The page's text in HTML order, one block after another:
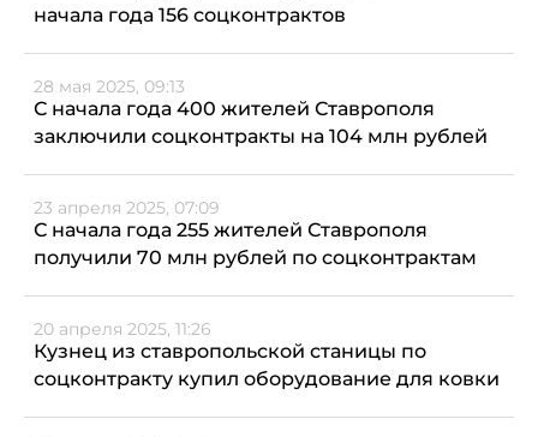
начала года 156 соцконтрактов
28 мая 2025, 09:13
С начала года 400 жителей Ставрополя
заключили соцконтракты на 104 млн рублей
23 апреля 2025, 07:09
С начала года 255 жителей Ставрополя
получили 70 млн рублей по соцконтрактам
20 апреля 2025, 11:26
Кузнец из ставропольской станицы по
соцконтракту купил оборудование для ковки